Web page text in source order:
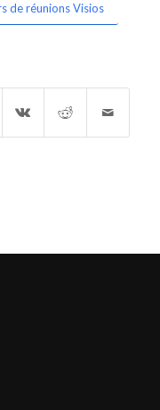
de réunions Visios